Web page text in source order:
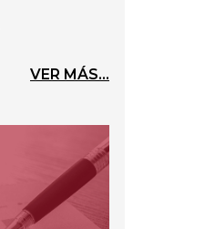
VER MÁS...